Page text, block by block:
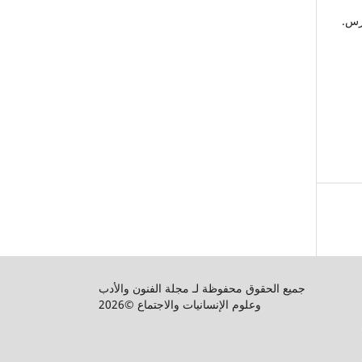
فهرس.
جميع الحقوق محفوظة لـ مجلة الفنون والأدب
وعلوم الإنسانيات والاجتماع ©2026